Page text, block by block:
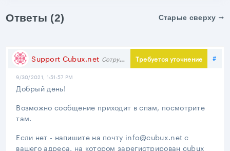
Ответы (2) Старые сверху
Support Cubux.net Сотрудник Требуется уточнение #
9/30/2021, 1:51:57 PM
Добрый день!
Возможно сообщение приходит в спам, посмотрите
там.
Если нет - напишите на почту info@cubux.net с
вашего адреса, на котором зарегистрирован cubux